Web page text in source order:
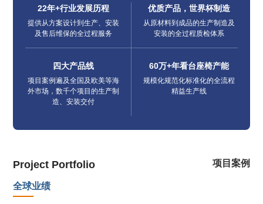
22年+行业发展历程
提供从方案设计到生产、安装
及售后维保的全过程服务
优质产品，世界杯制造
从原材料到成品的生产制造及
安装的全过程质检体系
四大产品线
项目案例遍及全国及欧美等海
外市场，数千个项目的生产制
造、安装交付
60万+年看台座椅产能
规模化规范化标准化的全流程
精益生产线
Project Portfolio 项目案例
全球业绩